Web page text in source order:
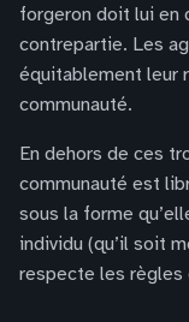
forgeron doit lui en
contrepartie. Les
équitablement leur
communauté.
En dehors de ces
communauté est
sous la forme
individu (qu’il soit
respecte les règles